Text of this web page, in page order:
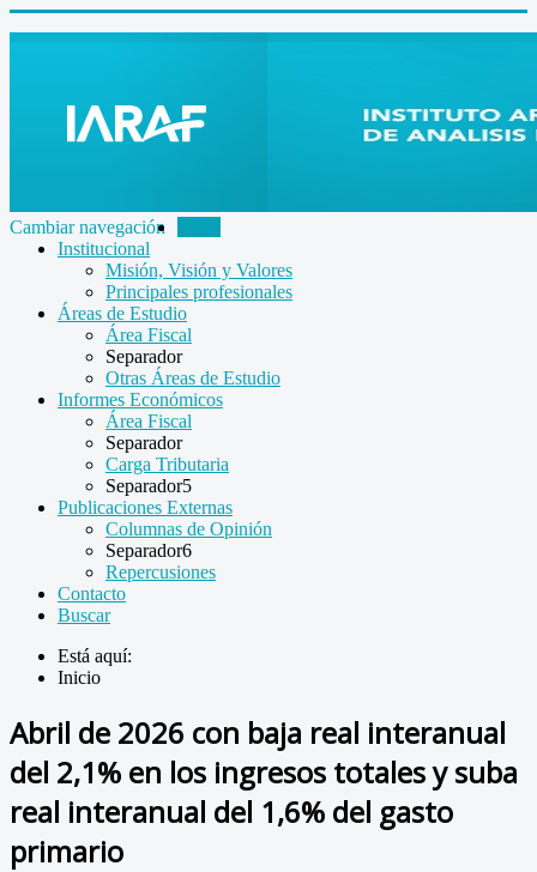
Cambiar navegación
Institucional
Misión, Visión y Valores
Principales profesionales
Áreas de Estudio
Área Fiscal
Separador
Otras Áreas de Estudio
Informes Económicos
Área Fiscal
Separador
Carga Tributaria
Separador5
Publicaciones Externas
Columnas de Opinión
Separador6
Repercusiones
Contacto
Buscar
Está aquí:
Inicio
Abril de 2026 con baja real interanual
del 2,1% en los ingresos totales y suba
real interanual del 1,6% del gasto
primario